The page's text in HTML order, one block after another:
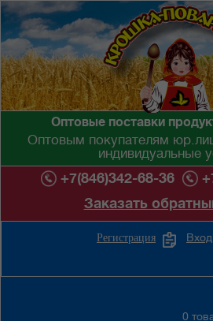
Оптовые поставки
Оптовым покупателям
индивидуальные
+7(846)342-68-36
Заказать
Регистрация
0